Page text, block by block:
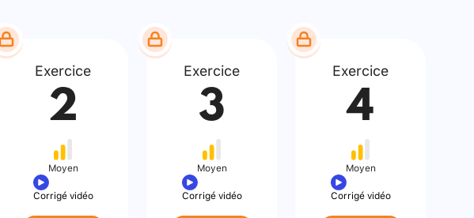
Exercice
2
Moyen
Corrigé vidéo
Exercice
3
Moyen
Corrigé vidéo
Exercice
4
Moyen
Corrigé vidéo